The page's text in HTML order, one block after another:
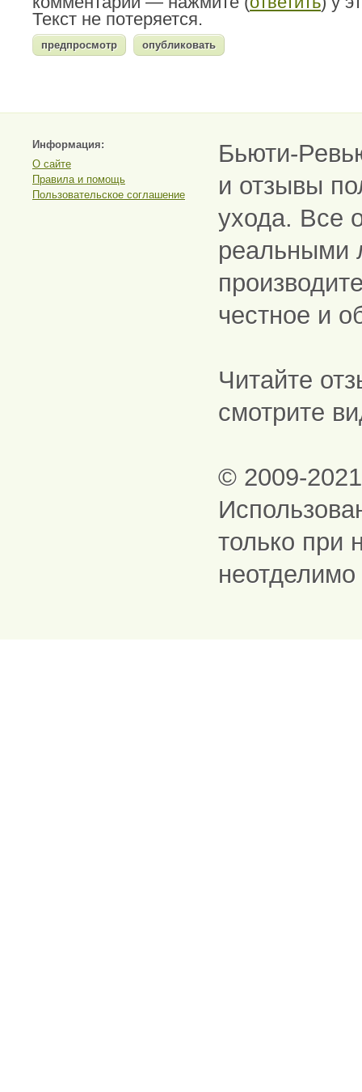
Текст не потеряется.
Информация:
О сайте
Правила и помощь
Пользовательское соглашение
Бьюти-
и отзывы
ухода. Все
реальными
честное и
Читайте
смотрите
© 2009-
только при